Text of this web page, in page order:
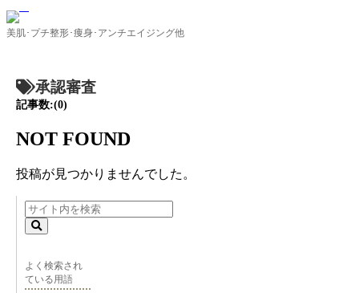
美肌･プチ整形･痩身･アンチエイジング他
承認審査
記事数:(0)
NOT FOUND
投稿が見つかりませんでした。
よく検索され
ている用語